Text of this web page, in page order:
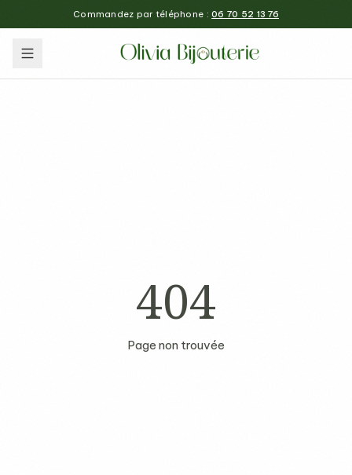
Commandez par téléphone :06 70 52 13 76
404
Page non trouvée